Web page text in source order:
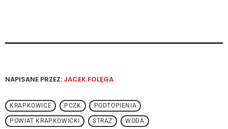
NAPISANE PRZEZ: JACEK FOLĘGA
KRAPKOWICE PCZK PODTOPIENIA
POWIAT KRAPKOWICKI STRAŻ WODA